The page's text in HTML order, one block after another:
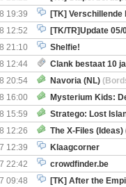
Retaliation, Zombicide
19:39
[TK] Verschillende
12:52
[TK/TR]Update 05/
Imperium
21:10
Shelfie!
12:44
Clank bestaat 10
uitbreiding
20:54 Navoria (NL)
16:00
Mysterium Kids:
Boe
(Bordspellen)
15:59 Stratego: Lost
12:26
The X-Files (Ideas)
12:39
Klaagcorner
22:42
crowdfinder.be
09:48
[TK] After the